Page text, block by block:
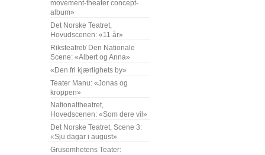
movement-theater concept-
album»
Det Norske Teatret,
Hovudscenen: «11 år»
Riksteatret/ Den Nationale
Scene: «Albert og Anna»
«Den fri kjærlighets by»
Teater Manu: «Jonas og
kroppen»
Nationaltheatret,
Hovedscenen: «Som dere vil»
Det Norske Teatret, Scene 3:
«Sju dagar i august»
Grusomhetens Teater: